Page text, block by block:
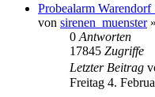
Probealarm Warendorf
von sirenen_muenster»
0 Antworten
17845 Zugriffe
Letzter Beitrag
Freitag 4.